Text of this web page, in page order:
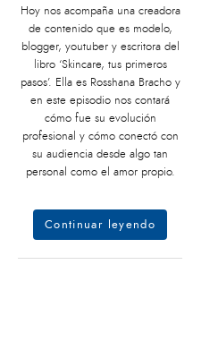
Hoy nos acompaña una creadora
de contenido que es modelo,
blogger, youtuber y escritora del
libro ‘Skincare, tus primeros
pasos’. Ella es Rosshana Bracho y
en este episodio nos contará
cómo fue su evolución
profesional y cómo conectó con
su audiencia desde algo tan
personal como el amor propio.
Continuar leyendo